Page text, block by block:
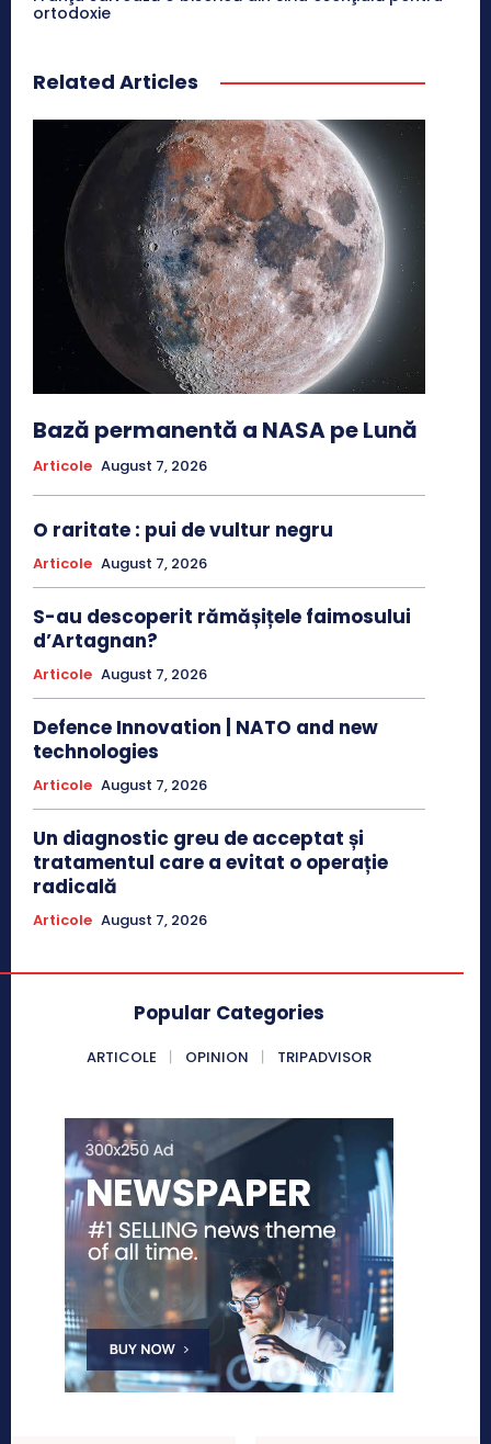
ortodoxie
Related Articles
Bază permanentă a NASA pe Lună
Articole August 7, 2026
O raritate : pui de vultur negru
Articole August 7, 2026
S-au descoperit rămășițele faimosului
d’Artagnan?
Articole August 7, 2026
Defence Innovation | NATO and new
technologies
Articole August 7, 2026
Un diagnostic greu de acceptat și
tratamentul care a evitat o operație
radicală
Articole August 7, 2026
Popular Categories
ARTICOLE OPINION TRIPADVISOR